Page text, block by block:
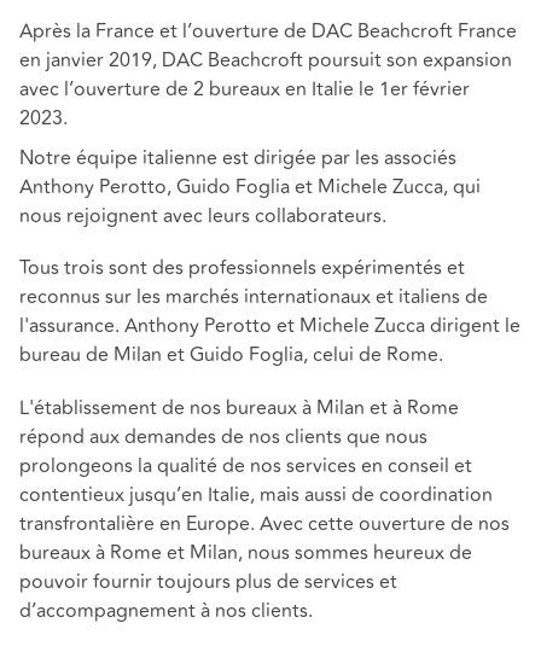
Après la France et l’ouverture de DAC Beachcroft France
en janvier 2019, DAC Beachcroft poursuit son expansion
avec l’ouverture de 2 bureaux en Italie le 1er février
2023.
Notre équipe italienne est dirigée par les associés
Anthony Perotto, Guido Foglia et Michele Zucca, qui
nous rejoignent avec leurs collaborateurs.
Tous trois sont des professionnels expérimentés et
reconnus sur les marchés internationaux et italiens de
l'assurance. Anthony Perotto et Michele Zucca dirigent le
bureau de Milan et Guido Foglia, celui de Rome.
L'établissement de nos bureaux à Milan et à Rome
répond aux demandes de nos clients que nous
prolongeons la qualité de nos services en conseil et
contentieux jusqu’en Italie, mais aussi de coordination
transfrontalière en Europe. Avec cette ouverture de nos
bureaux à Rome et Milan, nous sommes heureux de
pouvoir fournir toujours plus de services et
d’accompagnement à nos clients.